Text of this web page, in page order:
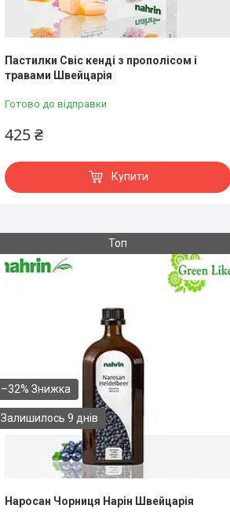
Пастилки Свіс кенді з прополісом і
травами Швейцарія
Готово до відправки
425 ₴
Купити
Топ
–32%
Залишилось 9 днів
Наросан Чорниця Нарін Швейцарія